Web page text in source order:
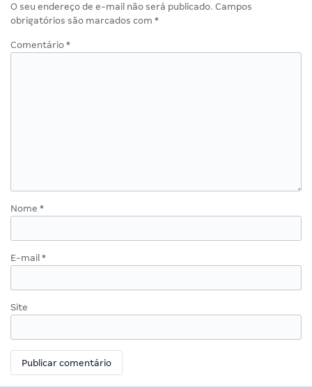
O seu endereço de e-mail não será publicado. Campos
obrigatórios são marcados com *
Comentário *
Nome *
E-mail *
Site